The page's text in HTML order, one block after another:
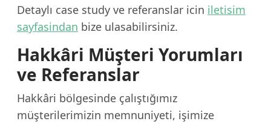
Detaylı case study ve referanslar icin iletisim
sayfasindan bize ulasabilirsiniz.
Hakkâri Müşteri Yorumları
ve Referanslar
Hakkâri bölgesinde çalıştığımız
müşterilerimizin memnuniyeti, işimize